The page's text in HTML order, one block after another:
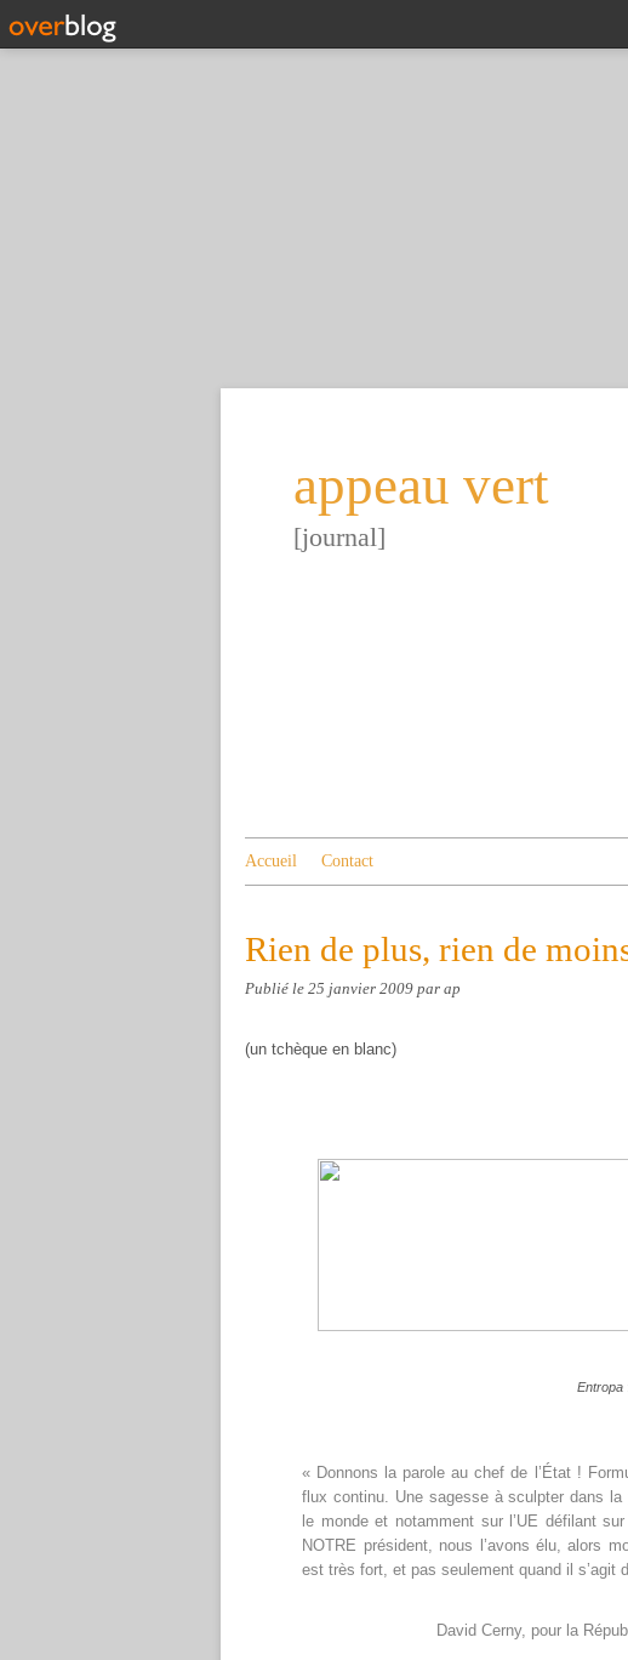
appeau vert
[journal]
Accueil Contact
Rien de plus, rien de
Publié le 25 janvier 2009 par ap
(un tchèque en blanc)
Entropa
« Donnons la parole au chef de l’État !
flux continu. Une sagesse à sculpter dans
le monde et notamment sur l’UE défilant
NOTRE président, nous l’avons élu, alors
est très fort, et pas seulement quand il s’agit
David Cerny, pour la